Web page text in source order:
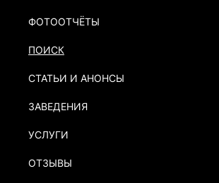
ФОТООТЧЁТЫ
ПОИСК
СТАТЬИ И АНОНСЫ
ЗАВЕДЕНИЯ
УСЛУГИ
ОТЗЫВЫ